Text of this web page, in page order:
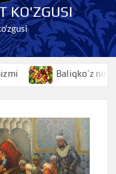
KO'ZGUSI
nimani anglatishini